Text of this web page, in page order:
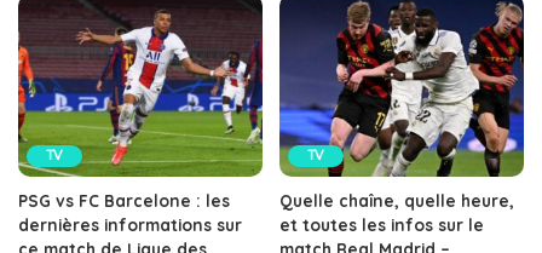
TV
PSG vs FC Barcelone : les
dernières informations sur
ce match de Ligue des
TV
Quelle chaîne, quelle heure,
et toutes les infos sur le
match Real Madrid –